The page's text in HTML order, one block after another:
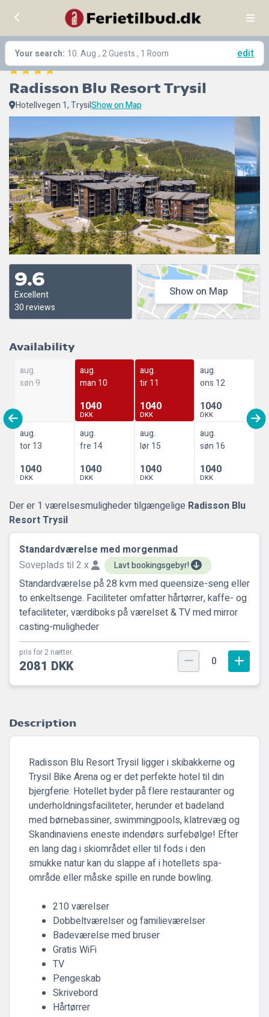
Your search: 10. Aug , 2 Guests , 1 Room edit
Radisson Blu Resort Trysil
Hotellvegen 1, TrysilShow on Map
9.6
Excellent
30 reviews
Show on Map
Availability
aug.
søn 9
aug.
man 10
1040
DKK
aug.
tir 11
1040
DKK
aug.
ons 12
1040
DKK
aug.
tor 13
1040
DKK
aug.
fre 14
1040
DKK
aug.
lør 15
1040
DKK
aug.
søn 16
1040
DKK
Der er 1 værelsesmuligheder tilgængelige Radisson Blu
Resort Trysil
Standardværelse med morgenmad
Soveplads til 2 x
Lavt bookingsgebyr!
Standardværelse på 28 kvm med queensize-seng eller
to enkeltsenge. Faciliteter omfatter hårtørrer, kaffe- og
tefaciliteter, værdiboks på værelset & TV med mirror
casting-muligheder
pris for 2 nætter.
2081 DKK 0
Description
Radisson Blu Resort Trysil ligger i skibakkerne og
Trysil Bike Arena og er det perfekte hotel til din
bjergferie. Hotellet byder på flere restauranter og
underholdningsfaciliteter, herunder et badeland
med børnebassiner, swimmingpools, klatrevæg og
Skandinaviens eneste indendørs surfebølge! Efter
en lang dag i skiområdet eller til fods i den
smukke natur kan du slappe af i hotellets spa-
område eller måske spille en runde bowling.
210 værelser
Dobbeltværelser og familieværelser
Badeværelse med bruser
Gratis WiFi
TV
Pengeskab
Skrivebord
Hårtørrer